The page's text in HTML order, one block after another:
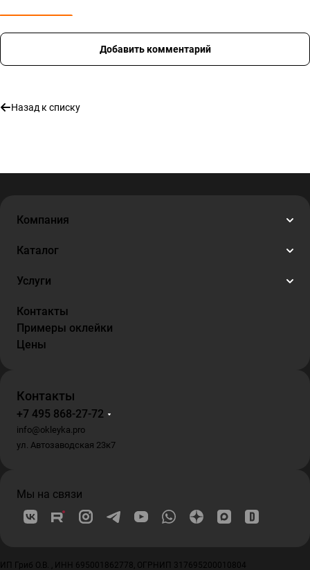
Добавить комментарий
Назад к списку
Компания
Каталог
Услуги
Контакты
Примеры оклейки
Цены
Контакты
+7 495 868-27-72
info@okleyka.pro
ул. Автозаводская 23к7
Мы на связи
ИП Гриб О.В. , ИНН 695001862778, ОГРНИП 317695200010804